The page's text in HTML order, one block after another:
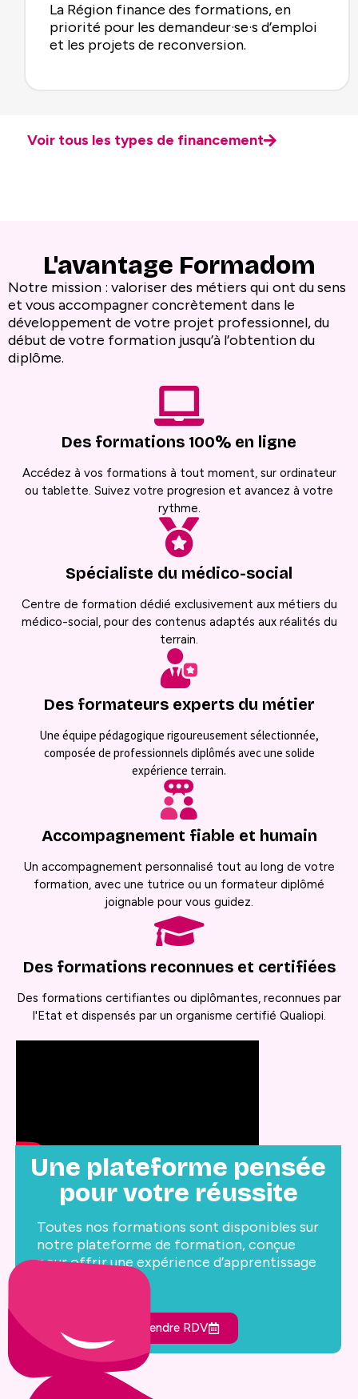
La Région finance des formations, en
priorité pour les demandeur·se·s d’emploi
et les projets de reconversion.
Voir tous les types de financement
L'avantage Formadom
Notre mission : valoriser des métiers qui ont du sens
et vous accompagner concrètement dans le
développement de votre projet professionnel, du
début de votre formation jusqu’à l’obtention du
diplôme.
Des formations 100% en ligne
Accédez à vos formations à tout moment, sur ordinateur
ou tablette. Suivez votre progresion et avancez à votre
rythme.
Spécialiste du médico-social
Centre de formation dédié exclusivement aux métiers du
médico-social, pour des contenus adaptés aux réalités du
terrain.
Des formateurs experts du métier
Une équipe pédagogique rigoureusement sélectionnée,
composée de professionnels diplômés avec une solide
expérience terrain.
Accompagnement fiable et humain
Un accompagnement personnalisé tout au long de votre
formation, avec une tutrice ou un formateur diplômé
joignable pour vous guidez.
Des formations reconnues et certifiées
Des formations certifiantes ou diplômantes, reconnues par
l'Etat et dispensés par un organisme certifié Qualiopi.
Une plateforme pensée
pour votre réussite
Toutes nos formations sont disponibles sur
notre plateforme de formation, conçue
pour offrir une expérience d’apprentissage
Prendre RDV